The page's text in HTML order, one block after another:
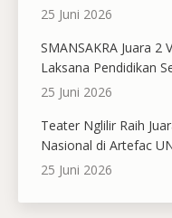
25 Juni 2026
SMANSAKRA Juara
Laksana Pendidikan
25 Juni 2026
Teater Nglilir Raih
Nasional di Artefac
25 Juni 2026